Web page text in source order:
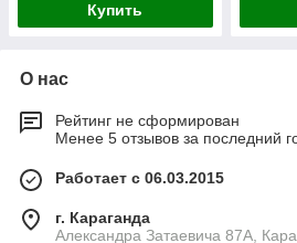
Купить
О нас
Рейтинг не сформирован
Менее 5 отзывов за последний
Работает с 06.03.2015
г. Караганда
Александра Затаевича 87А,